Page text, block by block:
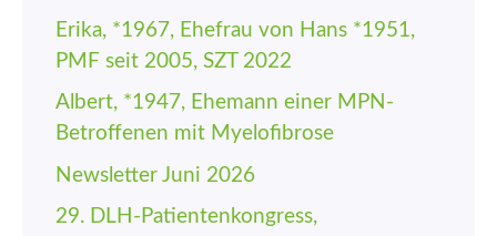
Erika, *1967, Ehefrau von Hans *1951,
PMF seit 2005, SZT 2022
Albert, *1947, Ehemann einer MPN-
Betroffenen mit Myelofibrose
Newsletter Juni 2026
29. DLH-Patienten­kongress,